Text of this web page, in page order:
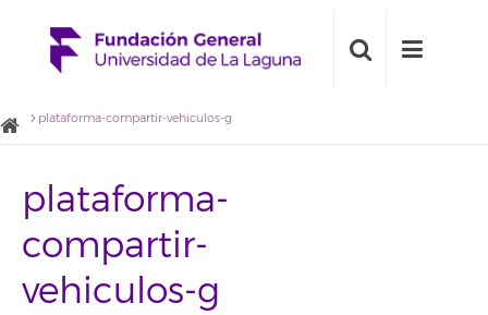
plataforma-compartir-vehiculos-g
plataforma-
compartir-
vehiculos-g